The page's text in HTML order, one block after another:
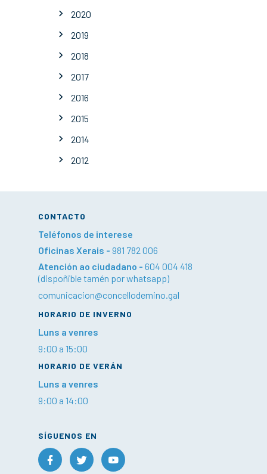
2020
2019
2018
2017
2016
2015
2014
2012
CONTACTO
Teléfonos de interese
Oficinas Xerais - 981 782 006
Atención ao ciudadano - 604 004 418
(dispoñible tamén por whatsapp)
comunicacion@concellodemino.gal
HORARIO DE INVERNO
Luns a venres
9:00 a 15:00
HORARIO DE VERÁN
Luns a venres
9:00 a 14:00
SÍGUENOS EN